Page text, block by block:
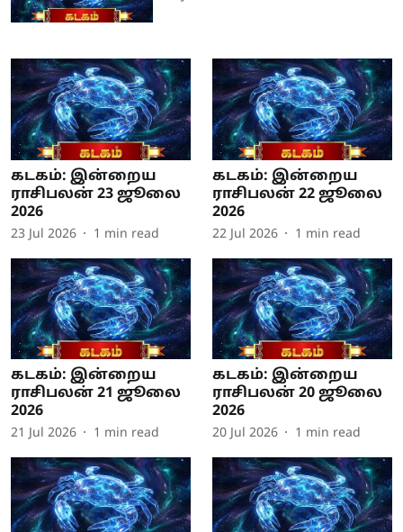
கடகம்: இன்றைய
ராசிபலன் 23 ஜூலை
2026
23 Jul 2026 1 min read
கடகம்: இன்றைய
ராசிபலன் 22 ஜூலை
2026
22 Jul 2026 1 min read
கடகம்: இன்றைய
ராசிபலன் 21 ஜூலை
2026
21 Jul 2026 1 min read
கடகம்: இன்றைய
ராசிபலன் 20 ஜூலை
2026
20 Jul 2026 1 min read